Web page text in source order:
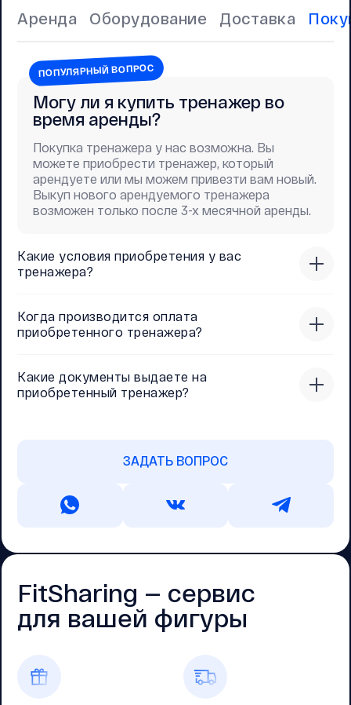
Аренда Оборудование Доставка
Какие условия приобретения у вас
тренажера?
Когда производится оплата
приобретенного тренажера?
Какие документы выдаете на
приобретенный тренажер?
ЗАДАТЬ ВОПРОС
ПОПУЛЯРНЫЙ ВОПРОС
Могу ли я купить тренажер во
время аренды?
Покупка тренажера у нас возможна. Вы
можете приобрести тренажер, который
арендуете или мы можем привезти вам новый.
Выкуп нового арендуемого тренажера
возможен только после 3-х месячной аренды.
FitSharing — cервис
для вашей фигуры